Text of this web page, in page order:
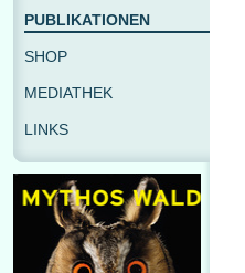
PUBLIKATIONEN
SHOP
MEDIATHEK
LINKS